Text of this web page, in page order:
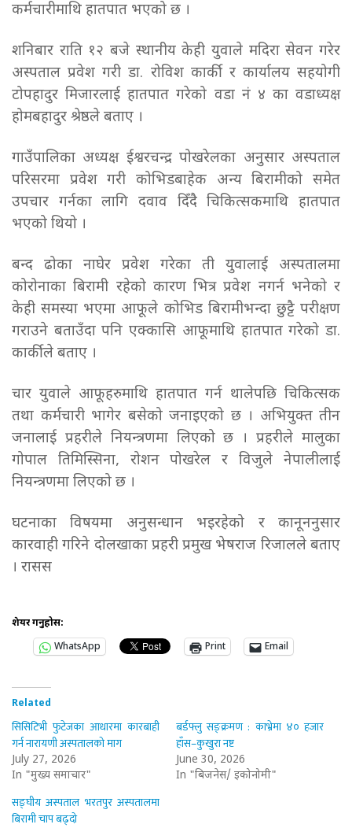
कर्मचारीमाथि हातपात भएको छ ।
शनिबार राति १२ बजे स्थानीय केही युवाले मदिरा सेवन गरेर
अस्पताल प्रवेश गरी डा. रोविश कार्की र कार्यालय सहयोगी
टोपहादुर मिजारलाई हातपात गरेको वडा नं ४ का वडाध्यक्ष
होमबहादुर श्रेष्ठले बताए ।
गाउँपालिका अध्यक्ष ईश्वरचन्द्र पोखरेलका अनुसार अस्पताल
परिसरमा प्रवेश गरी कोभिडबाहेक अन्य बिरामीको समेत
उपचार गर्नका लागि दवाव दिँदै चिकित्सकमाथि हातपात
भएको थियो ।
बन्द ढोका नाघेर प्रवेश गरेका ती युवालाई अस्पतालमा
कोरोनाका बिरामी रहेको कारण भित्र प्रवेश नगर्न भनेको र
केही समस्या भएमा आफूले कोभिड बिरामीभन्दा छुट्टै परीक्षण
गराउने बताउँदा पनि एक्कासि आफूमाथि हातपात गरेको डा.
कार्कीले बताए ।
चार युवाले आफूहरुमाथि हातपात गर्न थालेपछि चिकित्सक
तथा कर्मचारी भागेर बसेको जनाइएको छ । अभियुक्त तीन
जनालाई प्रहरीले नियन्त्रणमा लिएको छ । प्रहरीले मालुका
गोपाल तिमिस्सिना, रोशन पोखरेल र विजुले नेपालीलाई
नियन्त्रणमा लिएको छ ।
घटनाका विषयमा अनुसन्धान भइरहेको र कानूननुसार
कारवाही गरिने दोलखाका प्रहरी प्रमुख भेषराज रिजालले बताए
। रासस
शेयर गर्नुहोस:
WhatsApp
Print Email
Related
सिसिटिभी फुटेजका आधारमा कारबाही
गर्न नारायणी अस्पतालको माग
July 27, 2026
In "मुख्य समाचार"
बर्डफ्लु सङ्क्रमण : काभ्रेमा ४० हजार
हाँस–कुखुरा नष्ट
June 30, 2026
In "बिजनेस/ इकोनोमी"
सङ्घीय अस्पताल भरतपुर अस्पतालमा
बिरामी चाप बढ्दो